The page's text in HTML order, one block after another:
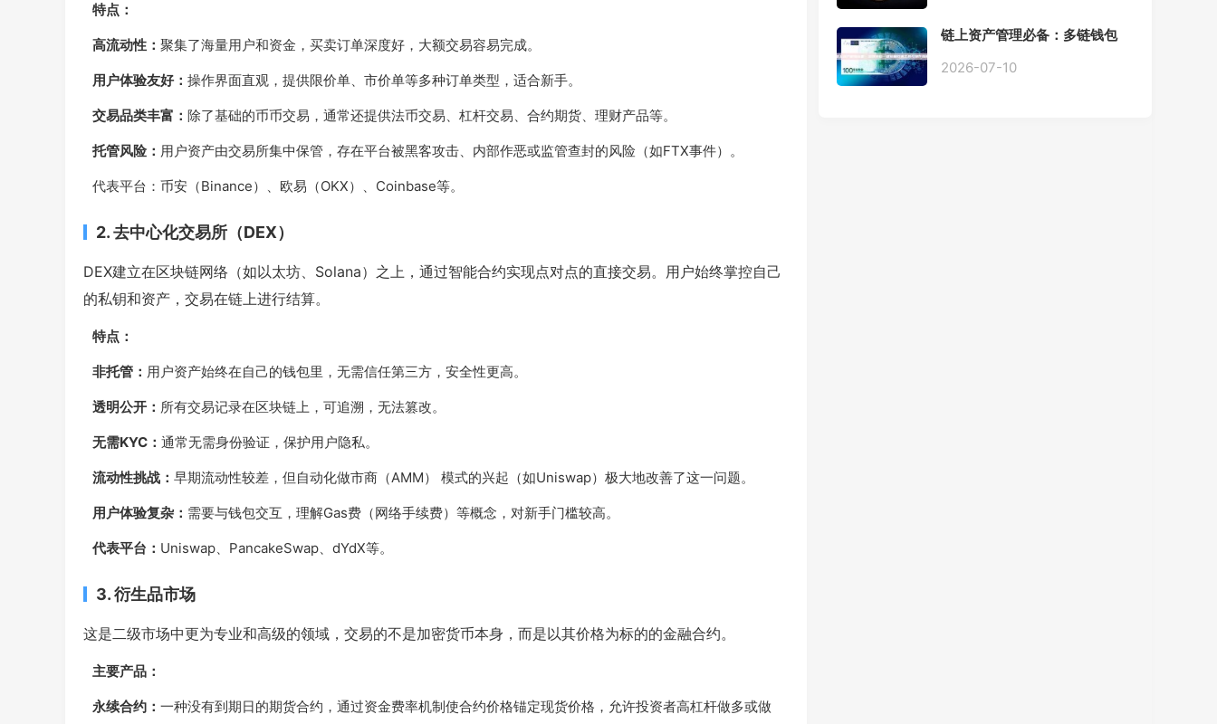
特点：
高流动性： 聚集了海量用户和资金，买卖订单深度好，大额交易容易完成。
用户体验友好： 操作界面直观，提供限价单、市价单等多种订单类型，适合新手。
交易品类丰富： 除了基础的币币交易，通常还提供法币交易、杠杆交易、合约期货、理财产品等。
托管风险： 用户资产由交易所集中保管，存在平台被黑客攻击、内部作恶或监管查封的风险（如FTX事件）。
代表平台：币安（Binance）、欧易（OKX）、Coinbase等。
2. 去中心化交易所（DEX）
DEX建立在区块链网络（如以太坊、Solana）之上，通过智能合约实现点对点的直接交易。用户始终掌控自己
的私钥和资产，交易在链上进行结算。
特点：
非托管： 用户资产始终在自己的钱包里，无需信任第三方，安全性更高。
透明公开： 所有交易记录在区块链上，可追溯，无法篡改。
无需KYC： 通常无需身份验证，保护用户隐私。
流动性挑战： 早期流动性较差，但自动化做市商（AMM） 模式的兴起（如Uniswap）极大地改善了这一问题。
用户体验复杂： 需要与钱包交互，理解Gas费（网络手续费）等概念，对新手门槛较高。
代表平台： Uniswap、PancakeSwap、dYdX等。
3. 衍生品市场
这是二级市场中更为专业和高级的领域，交易的不是加密货币本身，而是以其价格为标的的金融合约。
主要产品：
永续合约： 一种没有到期日的期货合约，通过资金费率机制使合约价格锚定现货价格，允许投资者高杠杆做多或做
链上资产管理必备：多链钱包
2026-07-10